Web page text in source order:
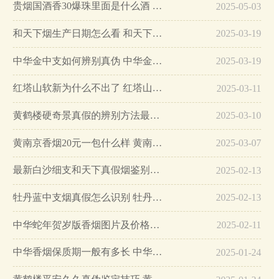
贵烟国酒香30爆珠里面是什么酒 贵烟国酒香30怎么辨别真假… 2025-05-03
和天下烟生产日期怎么看 和天下烟真假辨别方法六个方面… 2025-03-19
中华金中支如何辨别真伪 中华金中支真假烟鉴别方法… 2025-03-19
红塔山软新为什么不出了 红塔山软新烟停售原因详解… 2025-03-11
黄鹤楼硬奇景真假的辨别方法最简单版… 2025-03-10
黄南京香烟20元一包什么样 黄南京香烟真假鉴别… 2025-03-07
最新白沙细支和天下真假烟鉴别指南… 2025-02-13
牡丹蓝中支烟真假怎么识别 牡丹蓝中支烟真假鉴别带图… 2025-02-13
中华蛇年贺岁版香烟图片及价格大全… 2025-02-11
中华香烟保质期一般有多长 中华香烟保质期在哪里看的… 2025-01-24